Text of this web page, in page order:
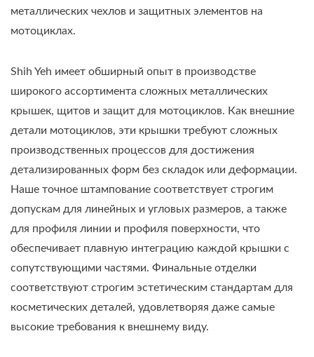
металлических чехлов и защитных элементов на
мотоциклах.
Shih Yeh имеет обширный опыт в производстве
широкого ассортимента сложных металлических
крышек, щитов и защит для мотоциклов. Как внешние
детали мотоциклов, эти крышки требуют сложных
производственных процессов для достижения
детализированных форм без складок или деформации.
Наше точное штампование соответствует строгим
допускам для линейных и угловых размеров, а также
для профиля линии и профиля поверхности, что
обеспечивает плавную интеграцию каждой крышки с
сопутствующими частями. Финальные отделки
соответствуют строгим эстетическим стандартам для
косметических деталей, удовлетворяя даже самые
высокие требования к внешнему виду.